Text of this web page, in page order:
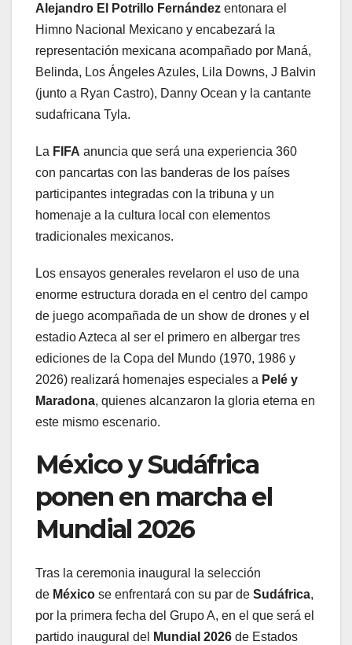
Alejandro El Potrillo Fernández entonara el
Himno Nacional Mexicano y encabezará la
representación mexicana acompañado por Maná,
Belinda, Los Ángeles Azules, Lila Downs, J Balvin
(junto a Ryan Castro), Danny Ocean y la cantante
sudafricana Tyla.
La FIFA anuncia que será una experiencia 360
con pancartas con las banderas de los países
participantes integradas con la tribuna y un
homenaje a la cultura local con elementos
tradicionales mexicanos.
Los ensayos generales revelaron el uso de una
enorme estructura dorada en el centro del campo
de juego acompañada de un show de drones y el
estadio Azteca al ser el primero en albergar tres
ediciones de la Copa del Mundo (1970, 1986 y
2026) realizará homenajes especiales a Pelé y
Maradona, quienes alcanzaron la gloria eterna en
este mismo escenario.
México y Sudáfrica
ponen en marcha el
Mundial 2026
Tras la ceremonia inaugural la selección
de México se enfrentará con su par de Sudáfrica,
por la primera fecha del Grupo A, en el que será el
partido inaugural del
Mundial 2026 de Estados